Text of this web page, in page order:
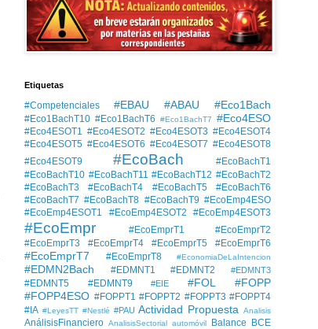
Etiquetas
#Competenciales #EBAU #ABAU #Eco1Bach
#Eco1BachT10 #Eco1BachT6 #Eco1BachT7 #Eco4ESO
#Eco4ESOT1 #Eco4ESOT2 #Eco4ESOT3 #Eco4ESOT4
#Eco4ESOT5 #Eco4ESOT6 #Eco4ESOT7 #Eco4ESOT8
#Eco4ESOT9
#EcoBach
#EcoBachT1
#EcoBachT10 #EcoBachT11 #EcoBachT12 #EcoBachT2
#EcoBachT3
#EcoBachT4 #EcoBachT5
#EcoBachT6
#EcoBachT7 #EcoBachT8 #EcoBachT9 #EcoEmp4ESO
#EcoEmp4ESOT1
#EcoEmp4ESOT2 #EcoEmp4ESOT3
#EcoEmpr #EcoEmprT1
#EcoEmprT2
#EcoEmprT3
#EcoEmprT4 #EcoEmprT5 #EcoEmprT6
#EcoEmprT7 #EcoEmprT8 #EconomiaDeLaIntencion
#EDMN2Bach #EDMNT1 #EDMNT2 #EDMNT3
#EDMNT5 #EDMNT9 #EIE #FOL
#FOPP
#FOPP4ESO #FOPPT1 #FOPPT2 #FOPPT3 #FOPPT4
#IA #LeyesTT #Nestlé #PAU Actividad Propuesta Analisis
AnálisisFinanciero AnalisisSectorial automóvil Balance BCE